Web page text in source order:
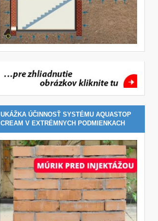
UKÁŽKA ÚČINNOSŤ SYSTÉMU AQUASTOP
CREAM V EXTRÉMNYCH PODMIENKACH